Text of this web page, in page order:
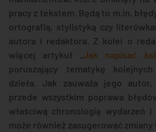
pracy z tekstem. Będą to m.in.
ortografią, stylistyką czy
autora i redaktora. Z kolei o
więcej artykuł „ Jak napisać
poruszający tematykę
dzieła. Jak zauważa jego
przede wszystkim poprawa
właściwą chronologię wydarzeń
może również zasugerować